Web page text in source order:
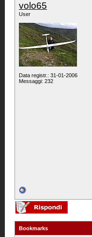
volo65
User
Data registr.: 31-01-2006
Messaggi: 232
Bookmarks